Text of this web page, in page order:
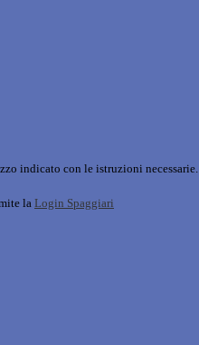
indicato con le istruzioni necessarie.
la Login Spaggiari